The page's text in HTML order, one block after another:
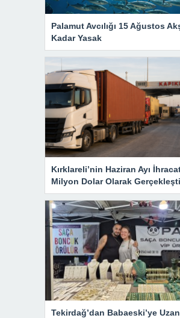
Palamut Avcılığı 15 Ağustos
Kadar Yasak
Kırklareli’nin Haziran Ayı
Milyon Dolar Olarak Gerçekleşti
Tekirdağ’dan Babaeski’ye